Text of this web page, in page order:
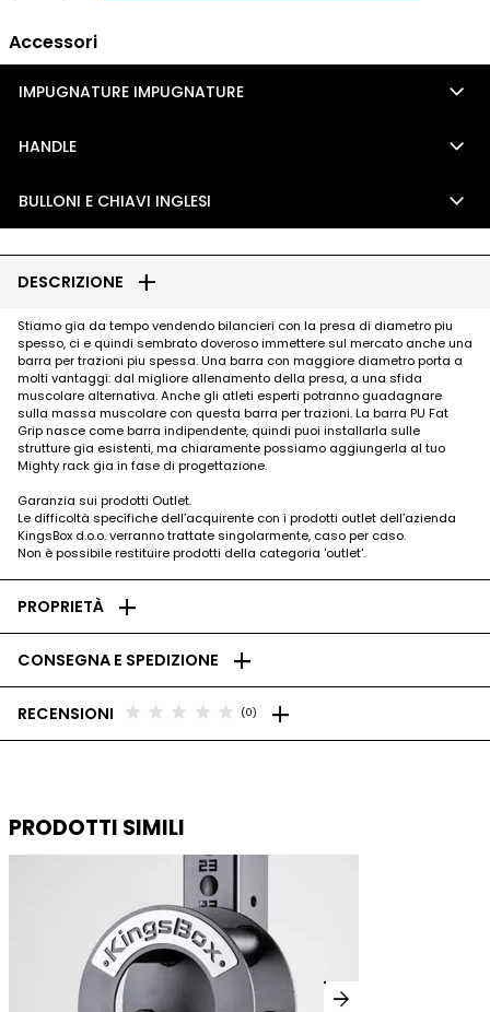
Accessori
IMPUGNATURE IMPUGNATURE keyboard_arrow_down
HANDLE keyboard_arrow_down
BULLONI E CHIAVI INGLESI keyboard_arrow_down
DESCRIZIONE add
Stiamo gia da tempo vendendo bilancieri con la presa di diametro piu
spesso, ci e quindi sembrato doveroso immettere sul mercato anche una
barra per trazioni piu spessa. Una barra con maggiore diametro porta a
molti vantaggi: dal migliore allenamento della presa, a una sfida
muscolare alternativa. Anche gli atleti esperti potranno guadagnare
sulla massa muscolare con questa barra per trazioni. La barra PU Fat
Grip nasce come barra indipendente, quindi puoi installarla sulle
strutture gia esistenti, ma chiaramente possiamo aggiungerla al tuo
Mighty rack gia in fase di progettazione.
Garanzia sui prodotti Outlet.
Le difficoltà specifiche dell’acquirente con i prodotti outlet dell’azienda
KingsBox d.o.o. verranno trattate singolarmente, caso per caso.
Non è possibile restituire prodotti della categoria 'outlet'.
PROPRIETÀ add
CONSEGNA E SPEDIZIONE add
RECENSIONI star star star star star (0) add
PRODOTTI SIMILI
arrow_forward